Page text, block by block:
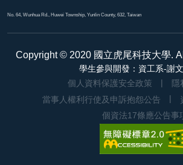
No. 64, Wunhua Rd., Huwei Township, Yunlin County, 632, Taiwan
Copyright © 2020 國立虎尾科技大學.
學生參與開發：資工系-謝
個人資料保護安全政策
隱
當事人權利行使及申訴抱怨公告
個資法17條應公告事